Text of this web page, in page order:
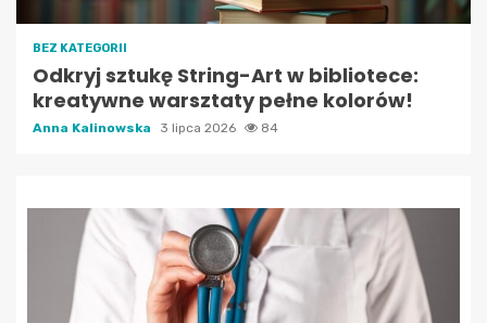
BEZ KATEGORII
Odkryj sztukę String-Art w bibliotece:
kreatywne warsztaty pełne kolorów!
Anna Kalinowska 3 lipca 2026 84